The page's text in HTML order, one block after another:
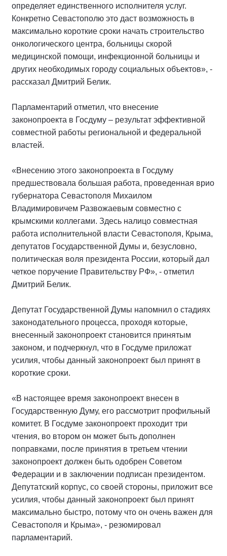
определяет единственного исполнителя услуг.
Конкретно Севастополю это даст возможность в
максимально короткие сроки начать строительство
онкологического центра, больницы скорой
медицинской помощи, инфекционной больницы и
других необходимых городу социальных объектов», -
рассказал Дмитрий Белик.
Парламентарий отметил, что внесение
законопроекта в Госдуму – результат эффективной
совместной работы региональной и федеральной
властей.
«Внесению этого законопроекта в Госдуму
предшествовала большая работа, проведенная врио
губернатора Севастополя Михаилом
Владимировичем Развожаевым совместно с
крымскими коллегами. Здесь налицо совместная
работа исполнительной власти Севастополя, Крыма,
депутатов Государственной Думы и, безусловно,
политическая воля президента России, который дал
четкое поручение Правительству РФ», - отметил
Дмитрий Белик.
Депутат Государственной Думы напомнил о стадиях
законодательного процесса, проходя которые,
внесенный законопроект становится принятым
законом, и подчеркнул, что в Госдуме приложат
усилия, чтобы данный законопроект был принят в
короткие сроки.
«В настоящее время законопроект внесен в
Государственную Думу, его рассмотрит профильный
комитет. В Госдуме законопроект проходит три
чтения, во втором он может быть дополнен
поправками, после принятия в третьем чтении
законопроект должен быть одобрен Советом
Федерации и в заключении подписан президентом.
Депутатский корпус, со своей стороны, приложит все
усилия, чтобы данный законопроект был принят
максимально быстро, потому что он очень важен для
Севастополя и Крыма», - резюмировал
парламентарий.